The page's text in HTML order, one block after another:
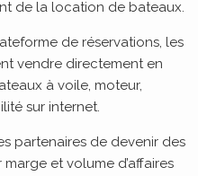
de la location de bateaux.
de réservations, les
vendre directement en
à voile, moteur,
sur internet.
partenaires de devenir des
et volume d’affaires